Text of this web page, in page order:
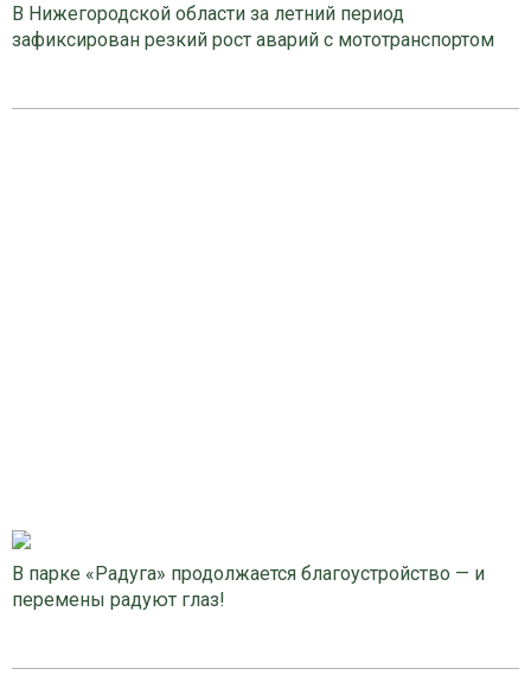
В Нижегородской области за летний период
зафиксирован резкий рост аварий с мототранспортом
В парке «Радуга» продолжается благоустройство — и
перемены радуют глаз!